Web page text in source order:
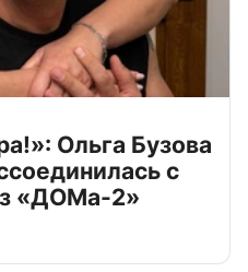
Ольга Бузова
с
«ДОМа-2»